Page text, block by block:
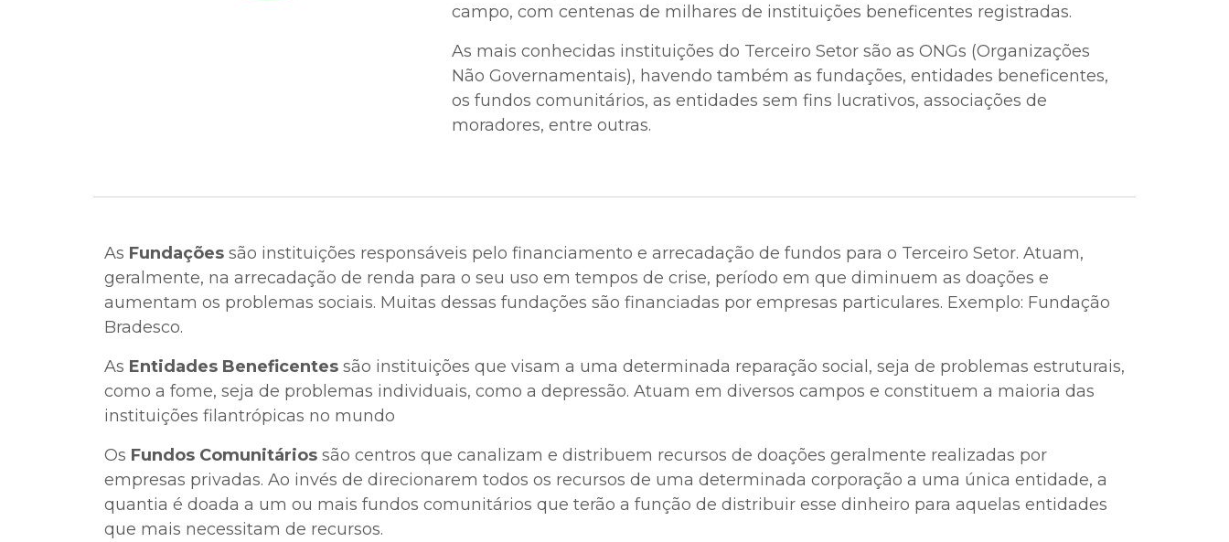
campo, com centenas de milhares de instituições beneficentes registradas.
As mais conhecidas instituições do Terceiro Setor são as ONGs (Organizações
Não Governamentais), havendo também as fundações, entidades beneficentes,
os fundos comunitários, as entidades sem fins lucrativos, associações de
moradores, entre outras.
As Fundações são instituições responsáveis pelo financiamento e arrecadação de fundos para o Terceiro Setor. Atuam,
geralmente, na arrecadação de renda para o seu uso em tempos de crise, período em que diminuem as doações e
aumentam os problemas sociais. Muitas dessas fundações são financiadas por empresas particulares. Exemplo: Fundação
Bradesco.
As Entidades Beneficentes são instituições que visam a uma determinada reparação social, seja de problemas estruturais,
como a fome, seja de problemas individuais, como a depressão. Atuam em diversos campos e constituem a maioria das
instituições filantrópicas no mundo
Os Fundos Comunitários são centros que canalizam e distribuem recursos de doações geralmente realizadas por
empresas privadas. Ao invés de direcionarem todos os recursos de uma determinada corporação a uma única entidade, a
quantia é doada a um ou mais fundos comunitários que terão a função de distribuir esse dinheiro para aquelas entidades
que mais necessitam de recursos.